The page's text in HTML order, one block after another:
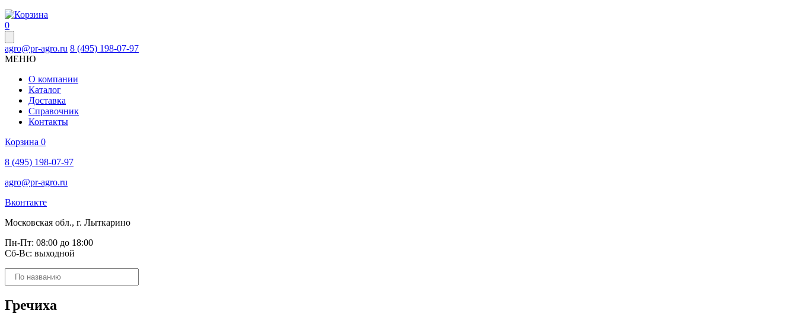
0
agro@pr-agro.ru 8 (495) 198-07-97
МЕНЮ
О компании
Каталог
Доставка
Справочник
Контакты
Корзина 0
8 (495) 198-07-97
agro@pr-agro.ru
Вконтакте
Московская обл., г. Лыткарино
Пн-Пт: 08:00 до 18:00
Сб-Вс: выходной
Поиск
товаров
Гречиха